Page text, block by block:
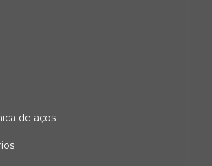
de aços